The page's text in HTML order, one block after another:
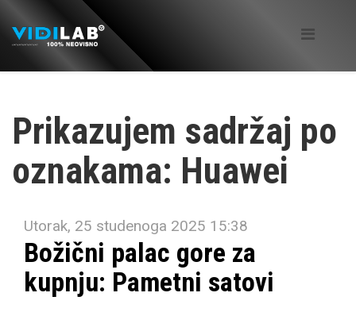
Prikazujem sadržaj po
oznakama: Huawei
Utorak, 25 studenoga 2025 15:38
Božični palac gore za
kupnju: Pametni satovi